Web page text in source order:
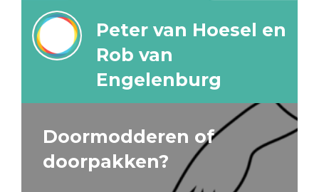
Peter van Hoesel en
Rob van
Engelenburg
Doormodderen of
doorpakken?